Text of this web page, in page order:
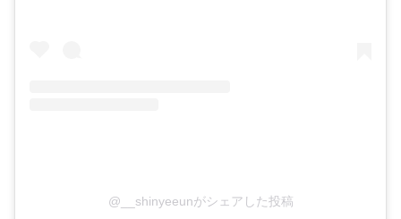
@__shinyeeunがシェアした投稿